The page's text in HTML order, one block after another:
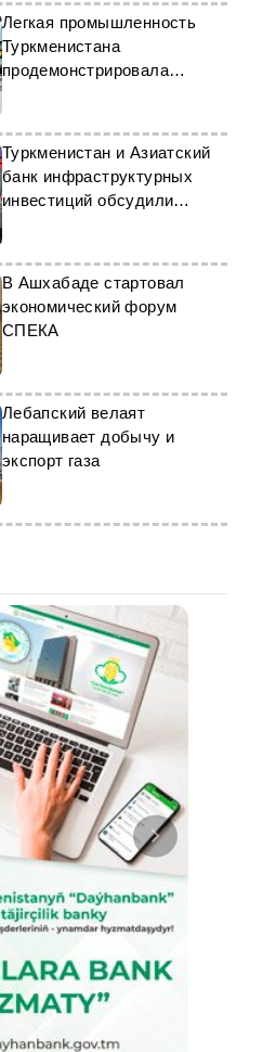
Легкая промышленность
Туркменистана
продемонстрировала
высокие показатели
Туркменистан и Азиатский
банк инфраструктурных
инвестиций обсудили
перспективы
сотрудничества
В Ашхабаде стартовал
экономический форум
СПЕКА
Лебапский велаят
наращивает добычу и
экспорт газа